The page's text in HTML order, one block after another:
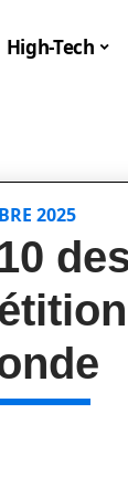
High-Tech
2025